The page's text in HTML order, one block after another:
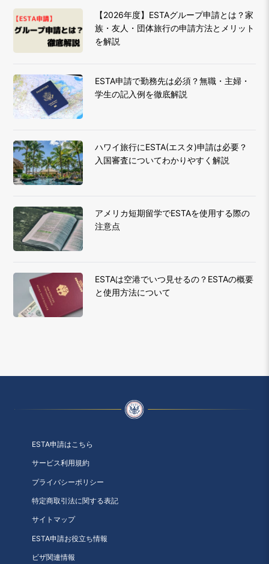
【2026年度】ESTAグループ申請とは？家
族・友人・団体旅行の申請方法とメリット
を解説
ESTA申請で勤務先は必須？無職・主婦・
学生の記入例を徹底解説
ハワイ旅行にESTA(エスタ)申請は必要？
入国審査についてわかりやすく解説
アメリカ短期留学でESTAを使用する際の
注意点
ESTAは空港でいつ見せるの？ESTAの概要
と使用方法について
ESTA申請はこちら
サービス利用規約
プライバシーポリシー
特定商取引法に関する表記
サイトマップ
ESTA申請お役立ち情報
ビザ関連情報